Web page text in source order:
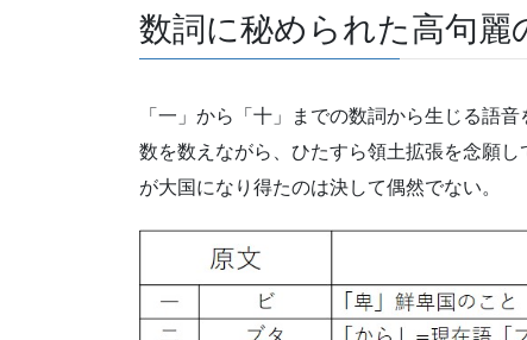
数詞に秘められた高句麗
「一」から「十」までの数詞から生じる語
数を数えながら、ひたすら領土拡張を念願
が大国になり得たのは決して偶然でない。